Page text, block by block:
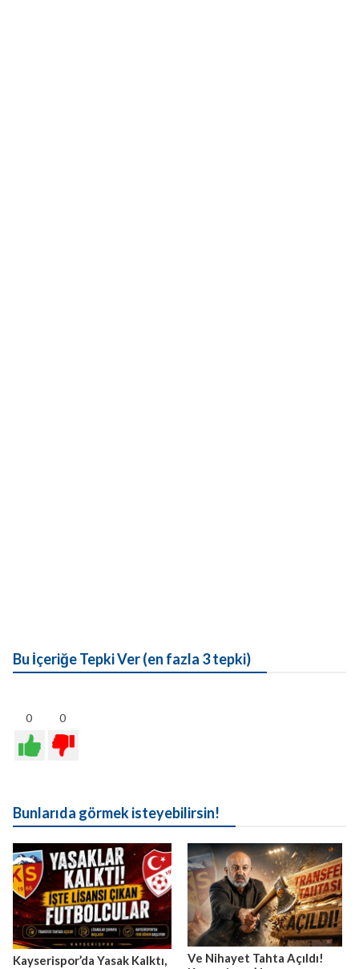
Bu İçeriğe Tepki Ver (en fazla 3 tepki)
0 0
Bunlarıda görmek isteyebilirsin!
Kayserispor’da Yasak Kalktı,
Ve Nihayet Tahta Açıldı!